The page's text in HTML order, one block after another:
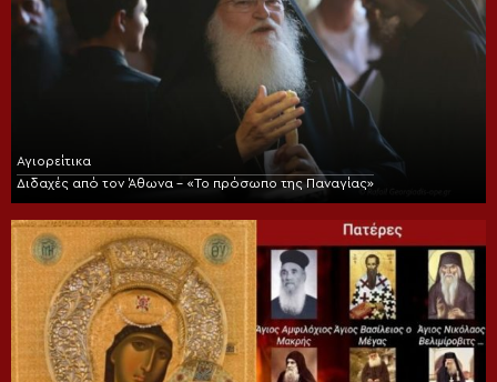
Αγιορείτικα
Διδαχές από τον Άθωνα – «Το πρόσωπο της Παναγίας»